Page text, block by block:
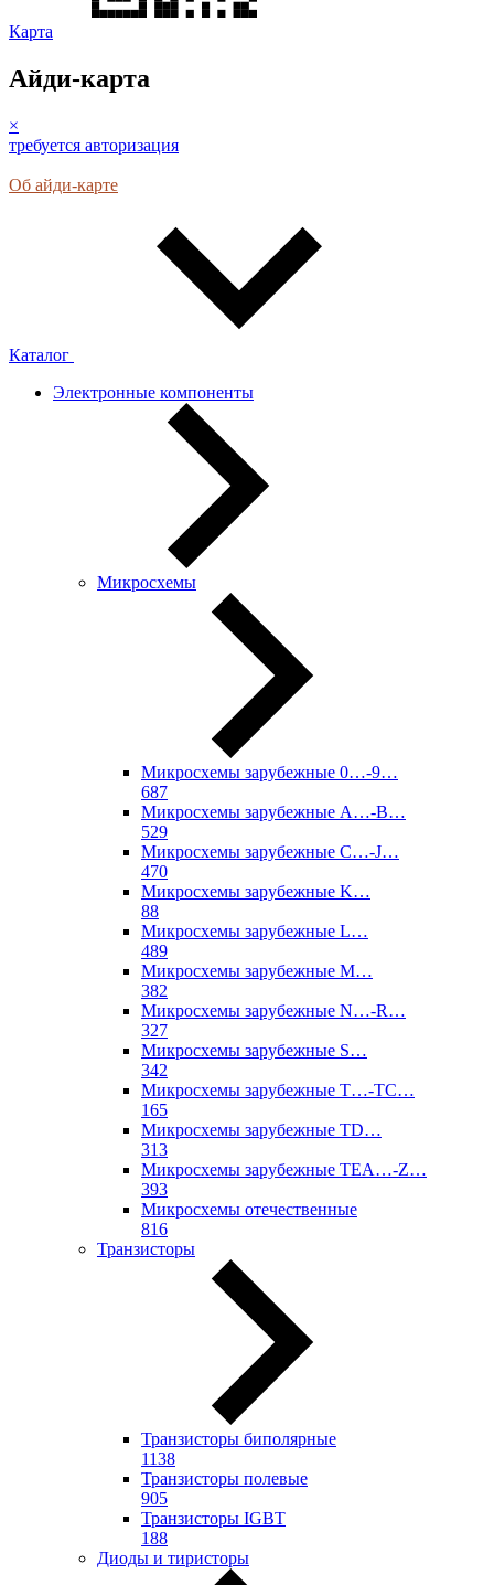
Карта
Айди-карта
×
требуется авторизация
Об айди-карте
Каталог
Электронные компоненты
Микросхемы
Микросхемы зарубежные 0…-9…
687
Микросхемы зарубежные A…-B…
529
Микросхемы зарубежные C…-J…
470
Микросхемы зарубежные K…
88
Микросхемы зарубежные L…
489
Микросхемы зарубежные M…
382
Микросхемы зарубежные N…-R…
327
Микросхемы зарубежные S…
342
Микросхемы зарубежные T…-TC…
165
Микросхемы зарубежные TD…
313
Микросхемы зарубежные TEA…-Z…
393
Микросхемы отечественные
816
Транзисторы
Транзисторы биполярные
1138
Транзисторы полевые
905
Транзисторы IGBT
188
Диоды и тиристоры